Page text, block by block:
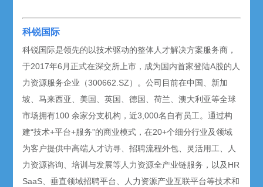
科锐国际
科锐国际是领先的以技术驱动的整体人才解决方案服务商，
于2017年6月正式在深交所上市，成为国内首家登陆A股的人
力资源服务企业（300662.SZ）。公司目前在中国、新加
坡、马来西亚、美国、英国、德国、荷兰、澳大利亚等全球
市场拥有100 余家分支机构，近3,000名自有员工。通过构
建“技术+平台+服务”的商业模式，在20+个细分行业及领域
为客户提供中高端人才访寻、招聘流程外包、灵活用工、人
力资源咨询、培训与发展等人力资源全产业链服务，以及HR
SaaS、垂直领域招聘平台、人力资源产业互联平台等技术和